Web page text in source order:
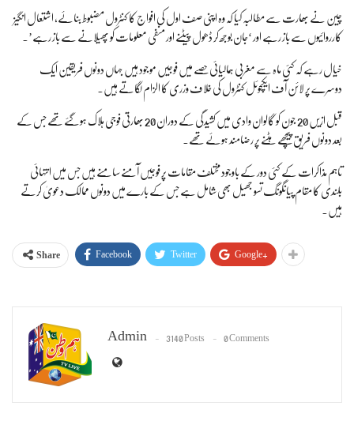
چین نے بھارت سے مطالبہ کیا کہ وہ اپنی صف اول کی افواج کا کنٹرول مضبوط بنائے، اشتعال انگیز
کارروائیوں سے باز رہے اور ‘جان بوجھ کر ڈھول پیٹنے اور منفی معلومات کو پھیلانے سے باز رہے’۔
خیال رہے کہ کئی ماہ سے مغربی ہمالیائی حصے میں فوجیں موجود ہیں جہاں دونوں فریقین ایک
دوسرے پر لائن آف ایکچوئل کنٹرول کی خلاف وزری کا الزام لگاتے ہیں۔
قبل ازیں 20 جون کو گالوان وادی میں کشیدگی کے دوران 20 بھارتی فوجی ہلاک ہوگئے تھے جس کے
بعد دونوں فریق پیچھے ہٹنے پر رضامند ہوئے تھے۔
تاہم مذاکرات کے کئی دور کے باوجود مختلف مقامات پر فوجیں آمنے سامنے ہیں جس میں انتہائی
بلندی کا مقام پیانگونگ تسو جھیل بھی شامل ہے جس کے بارے میں دونوں ممالک دعویٰ کرتے
ہیں۔
Share Facebook Twitter Google+
Admin 3140 Posts 0 Comments